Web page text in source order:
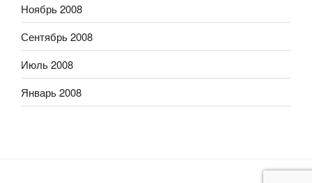
Ноябрь 2008
Сентябрь 2008
Июль 2008
Январь 2008